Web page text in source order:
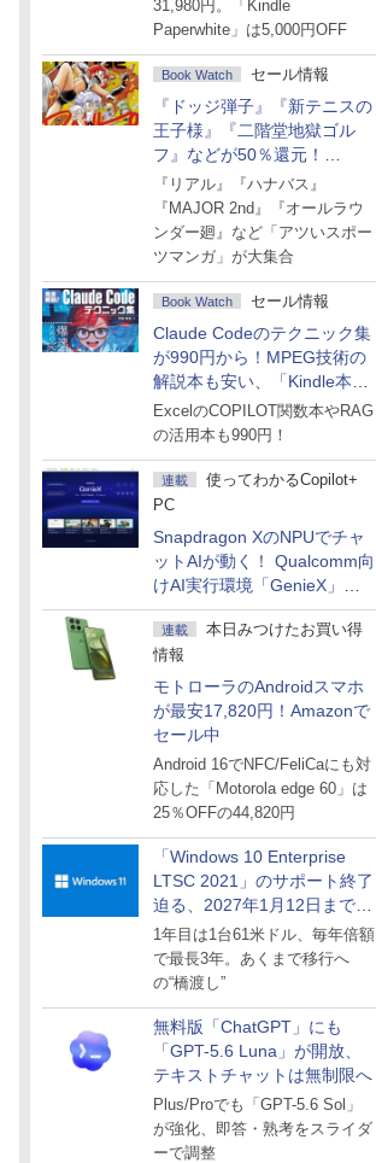
31,980円。「Kindle
Paperwhite」は5,000円OFF
Book Watch セール情報
『ドッジ弾子』『新テニスの
王子様』『二階堂地獄ゴル
フ』などが50％還元！
Amazonマンガ週末セール
『リアル』『ハナバス』
『MAJOR 2nd』『オールラウ
ンダー廻』など「アツいスポー
ツマンガ」が大集合
Book Watch セール情報
Claude Codeのテクニック集
が990円から！MPEG技術の
解説本も安い、「Kindle本サ
マーセール」第2弾開始！
ExcelのCOPILOT関数本やRAG
の活用本も990円！
連載
使ってわかるCopilot+
PC
Snapdragon XのNPUでチャ
ットAIが動く！ Qualcomm向
けAI実行環境「GenieX」を
試してみた
連載
本日みつけたお買い得
情報
モトローラのAndroidスマホ
が最安17,820円！Amazonで
セール中
Android 16でNFC/FeliCaにも対
応した「Motorola edge 60」は
25％OFFの44,820円
「Windows 10 Enterprise
LTSC 2021」のサポート終了
迫る、2027年1月12日まで
～ESUは9月1日から販売
1年目は1台61米ドル、毎年倍額
で最長3年。あくまで移行へ
の“橋渡し”
無料版「ChatGPT」にも
「GPT-5.6 Luna」が開放、
テキストチャットは無制限へ
Plus/Proでも「GPT-5.6 Sol」
が強化、即答・熟考をスライダ
ーで調整